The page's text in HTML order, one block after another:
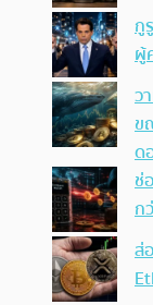
กู
ผู้
ว
ข
ด
ช่
ก
ส่